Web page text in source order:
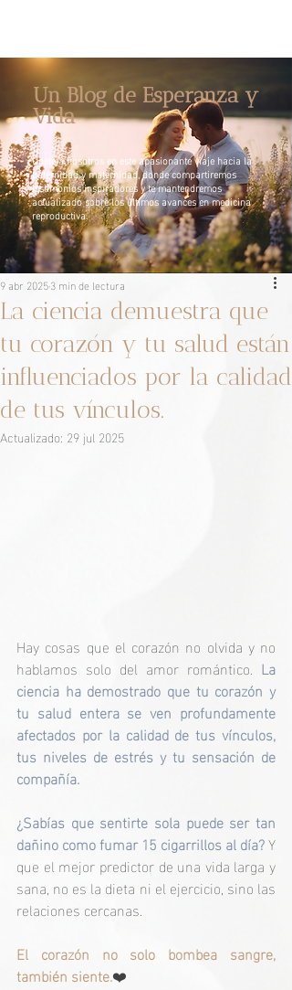
Un Blog de Esperanza y
Vida
Únete a nosotros en este apasionante viaje hacia la
paternidad y maternidad, donde compartiremos
testimonios inspiradores y te mantendremos
actualizado sobre los últimos avances en medicina
reproductiva.
La ciencia demuestra que
tu corazón y tu salud están
influenciados por la calidad
de tus vínculos.
9 abr 20253 min de lectura
Actualizado: 29 jul 2025
Hay cosas que el corazón no olvida y no
hablamos solo del amor romántico. La
ciencia ha demostrado que tu corazón y
tu salud entera se ven profundamente
afectados por la calidad de tus vínculos,
tus niveles de estrés y tu sensación de
compañía.
¿Sabías que sentirte sola puede ser tan
dañino como fumar 15 cigarrillos al día? Y
que el mejor predictor de una vida larga y
sana, no es la dieta ni el ejercicio, sino las
relaciones cercanas.
El corazón no solo bombea sangre,
también siente.❤️